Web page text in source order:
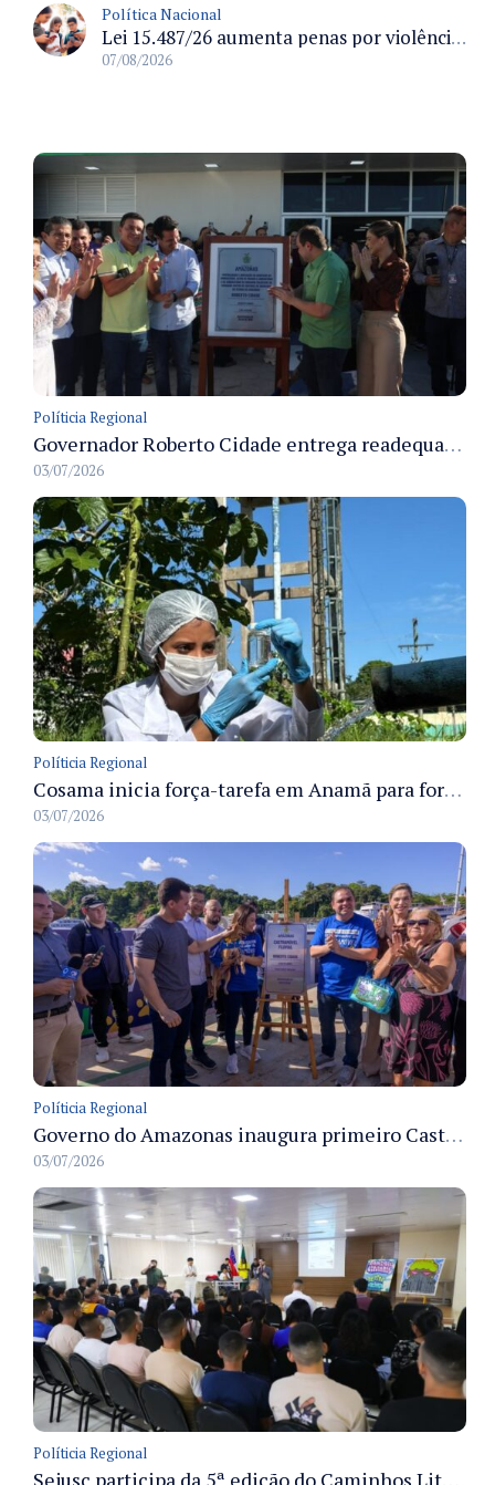
Política Nacional
Lei 15.487/26 aumenta penas por violência sexual digital contra crianças e adolescentes e autoriza ronda virtual para investigação
07/08/2026
Políticia Regional
Governador Roberto Cidade entrega readequação do ambulatório da FCecon e amplia capacidade de atendimento oncológico em Manaus
03/07/2026
Políticia Regional
Cosama inicia força-tarefa em Anamã para fortalecer abastecimento de água e segurança hídrica da população
03/07/2026
Políticia Regional
Governo do Amazonas inaugura primeiro Castramóvel Fluvial para atendimento veterinário às comunidades ribeirinhas e castração gratuita
03/07/2026
Políticia Regional